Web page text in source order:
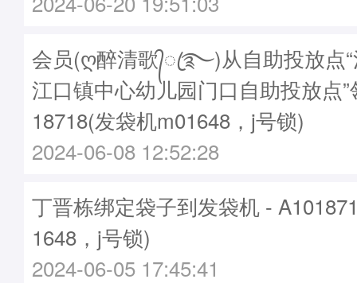
会员(ღ醉清歌᭄ꦿ࿐)从自助投放点“
江口镇中心幼儿园门口自助投放点
18718(发袋机m01648，j号锁)
2024-06-08 12:52:28
丁晋栋绑定袋子到发袋机 -
1648，j号锁)
2024-06-05 17:45:41